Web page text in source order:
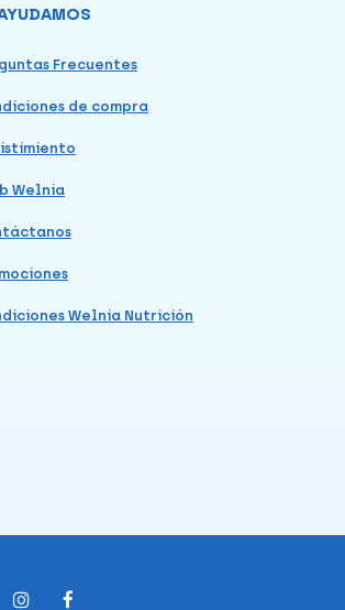
Frecuentes
de compra
Welnia
Welnia Nutrición